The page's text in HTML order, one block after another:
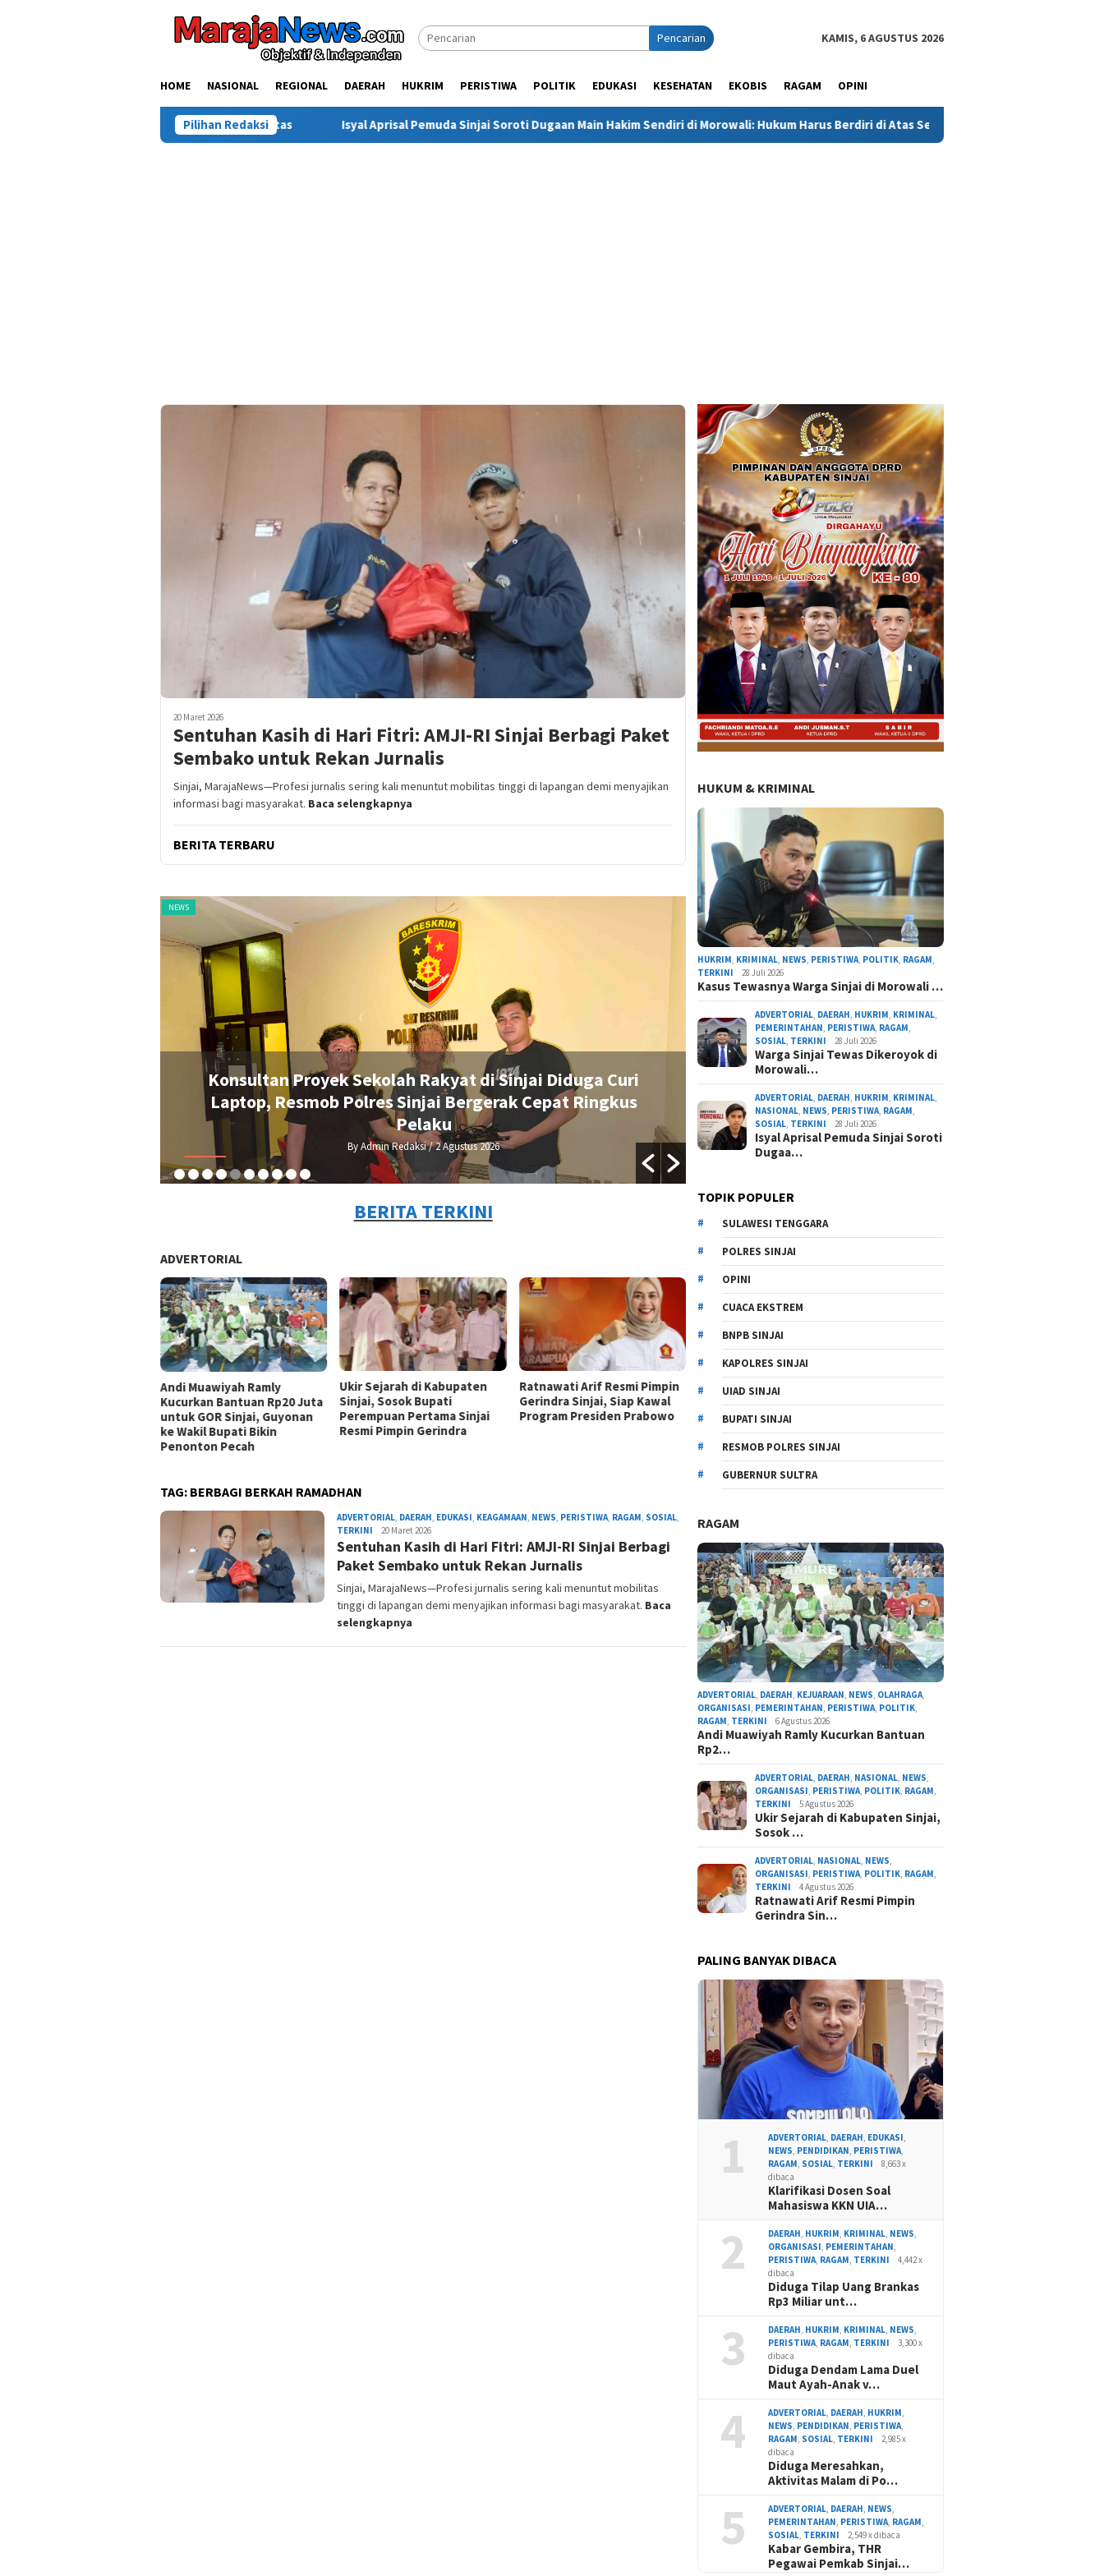
Pencarian KAMIS, 6 AGUSTUS 2026
HOME NASIONAL REGIONAL DAERAH HUKRIM PERISTIWA POLITIK EDUKASI KESEHATAN EKOBIS RAGAM OPINI
Pilihan Redaksi
Minta Kasus Diusut Tuntas Isyal Aprisal Pemuda Sinjai Soroti Dugaan Main Hakim Sendiri di Morowali: Hukum Harus Berdiri di Atas Segalanya Kisah Tragis Setiawan:
20 Maret 2026
Sentuhan Kasih di Hari Fitri: AMJI-RI Sinjai Berbagi Paket
Sembako untuk Rekan Jurnalis
Sinjai, MarajaNews—Profesi jurnalis sering kali menuntut mobilitas tinggi di lapangan demi menyajikan
informasi bagi masyarakat. Baca selengkapnya
BERITA TERBARU
NEWS
Konsultan Proyek Sekolah Rakyat di Sinjai Diduga Curi
Laptop, Resmob Polres Sinjai Bergerak Cepat Ringkus
Pelaku
By Admin Redaksi/ 2 Agustus 2026
NEWS
Tinggalkan Sejenak Panen Padi, Warga Dusun
Kompak Kerja Bakti Bersihkan
By Admin Redaksi
BERITA TERKINI
ADVERTORIAL
Andi Muawiyah Ramly
Kucurkan Bantuan Rp20 Juta
untuk GOR Sinjai, Guyonan
ke Wakil Bupati Bikin
Penonton Pecah
Ukir Sejarah di Kabupaten
Sinjai, Sosok Bupati
Perempuan Pertama Sinjai
Resmi Pimpin Gerindra
Ratnawati Arif Resmi Pimpin
Gerindra Sinjai, Siap Kawal
Program Presiden Prabowo
TAG: BERBAGI BERKAH RAMADHAN
ADVERTORIAL, DAERAH, EDUKASI, KEAGAMAAN, NEWS, PERISTIWA, RAGAM, SOSIAL,
TERKINI Admin
Redaksi
20 Maret 2026
Sentuhan Kasih di Hari Fitri: AMJI-RI Sinjai Berbagi
Paket Sembako untuk Rekan Jurnalis
Sinjai, MarajaNews—Profesi jurnalis sering kali menuntut mobilitas
tinggi di lapangan demi menyajikan informasi bagi masyarakat. Baca
selengkapnya
HUKUM & KRIMINAL
HUKRIM, KRIMINAL, NEWS, PERISTIWA, POLITIK, RAGAM,
TERKINI
28 Juli 2026
Kasus Tewasnya Warga Sinjai di Morowali …
ADVERTORIAL, DAERAH, HUKRIM, KRIMINAL,
PEMERINTAHAN, PERISTIWA, RAGAM,
SOSIAL, TERKINI 28 Juli 2026
Warga Sinjai Tewas Dikeroyok di
Morowali…
ADVERTORIAL, DAERAH, HUKRIM, KRIMINAL,
NASIONAL, NEWS, PERISTIWA, RAGAM,
SOSIAL, TERKINI 28 Juli 2026
Isyal Aprisal Pemuda Sinjai Soroti
Dugaa…
TOPIK POPULER
SULAWESI TENGGARA
POLRES SINJAI
OPINI
CUACA EKSTREM
BNPB SINJAI
KAPOLRES SINJAI
UIAD SINJAI
BUPATI SINJAI
RESMOB POLRES SINJAI
GUBERNUR SULTRA
RAGAM
ADVERTORIAL DAERAH KEJUARAAN NEWS OLAHRAGA
ORGANISASI PEMERINTAHAN PERISTIWA POLITIK
RAGAM TERKINI 6 Agustus 2026
Andi Muawiyah Ramly Kucurkan Bantuan
Rp2…
ADVERTORIAL DAERAH NASIONAL NEWS
ORGANISASI PERISTIWA POLITIK RAGAM
TERKINI
5 Agustus 2026
Ukir Sejarah di Kabupaten Sinjai,
Sosok …
ADVERTORIAL NASIONAL NEWS
ORGANISASI PERISTIWA POLITIK RAGAM
TERKINI
4 Agustus 2026
Ratnawati Arif Resmi Pimpin
Gerindra Sin…
PALING BANYAK DIBACA
1 ADVERTORIAL DAERAH EDUKASI
NEWS PENDIDIKAN PERISTIWA
RAGAM SOSIAL TERKINI
8,663 x
dibaca
Klarifikasi Dosen Soal
Mahasiswa KKN UIA…
2 DAERAH HUKRIM KRIMINAL NEWS
ORGANISASI PEMERINTAHAN
PERISTIWA RAGAM TERKINI
4,442 x
dibaca
Diduga Tilap Uang Brankas
Rp3 Miliar unt…
3 DAERAH HUKRIM KRIMINAL NEWS
PERISTIWA RAGAM TERKINI
3,300 x
dibaca
Diduga Dendam Lama Duel
Maut Ayah-Anak v…
4 ADVERTORIAL DAERAH HUKRIM
NEWS PENDIDIKAN PERISTIWA
RAGAM SOSIAL TERKINI
2,985 x
dibaca
Diduga Meresahkan,
Aktivitas Malam di Po…
5 ADVERTORIAL DAERAH NEWS
PEMERINTAHAN PERISTIWA RAGAM
SOSIAL TERKINI 2,549 x dibaca
Kabar Gembira, THR
Pegawai Pemkab Sinjai…